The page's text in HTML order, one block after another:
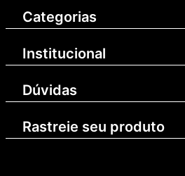
Categorias
Institucional
Dúvidas
Rastreie seu produto